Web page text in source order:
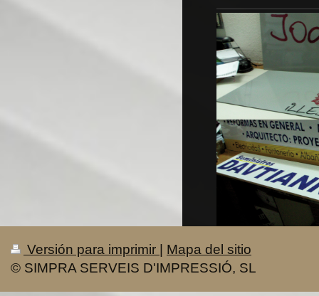
Versión para imprimir | Mapa del sitio
© SIMPRA SERVEIS D'IMPRESSIÓ, SL